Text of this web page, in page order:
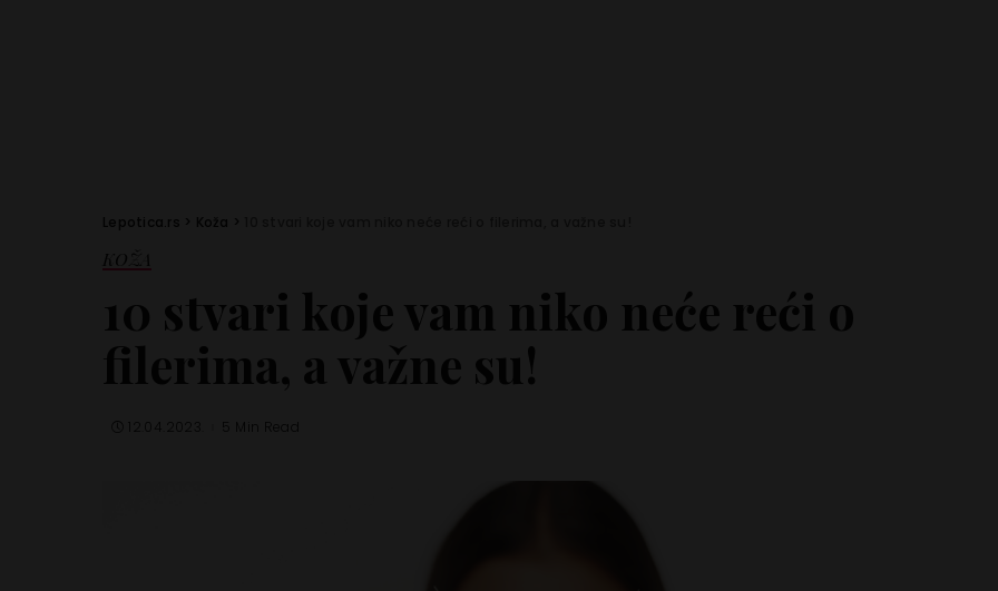
Lepotica.rs > Koža >
KOŽA
10 stvari koje vam niko neće reći o
filerima, a važne su!
12.04.2023.